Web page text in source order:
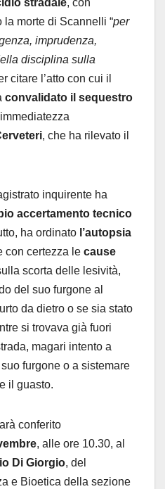
stradale, con
la morte di Scannelli “per
imprudenza,
disciplina sulla
citare l’atto con cui il
convalidato il sequestro
, che ha rilevato il
inquirente ha
accertamento tecnico
ha ordinato l’autopsia
con certezza le cause
scorta delle lesività,
del suo furgone al
da dietro o se sia stato
si trovava già fuori
magari intento a
furgone o a sistemare
il guasto.
conferito
, alle ore 10.30, al
Di Giorgio, del
e Bioetica della sezione